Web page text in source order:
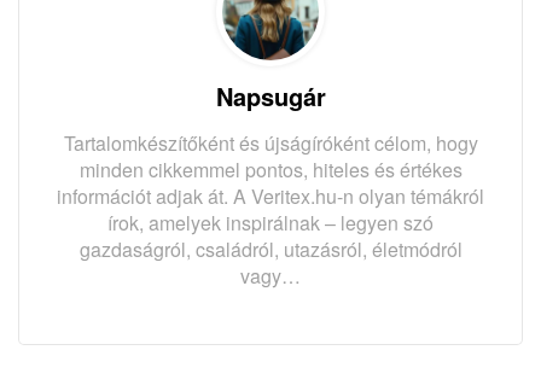
Napsugár
Tartalomkészítőként és újságíróként célom, hogy
minden cikkemmel pontos, hiteles és értékes
információt adjak át. A Veritex.hu-n olyan témákról
írok, amelyek inspirálnak – legyen szó
gazdaságról, családról, utazásról, életmódról
vagy…